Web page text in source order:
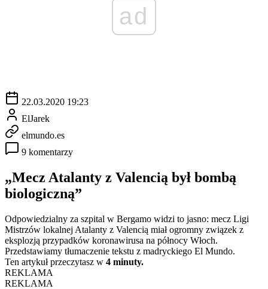
ad
22.03.2020 19:23
ElJarek
elmundo.es
9 komentarzy
„Mecz Atalanty z Valencią był bombą
biologiczną”
Odpowiedzialny za szpital w Bergamo widzi to jasno: mecz Ligi
Mistrzów lokalnej Atalanty z Valencią miał ogromny związek z
eksplozją przypadków koronawirusa na północy Włoch.
Przedstawiamy tłumaczenie tekstu z madryckiego El Mundo.
Ten artykuł przeczytasz w 4 minuty.
REKLAMA
REKLAMA